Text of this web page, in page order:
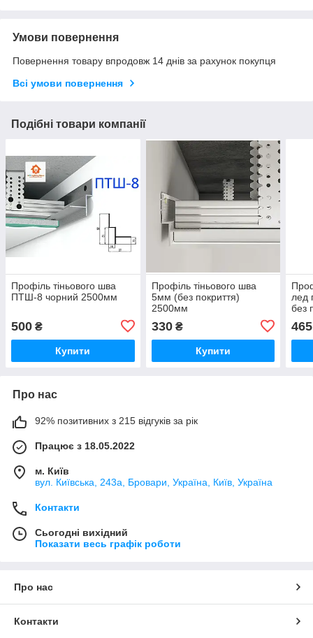
Умови повернення
Повернення товару впродовж 14 днів за рахунок покупця
Всі умови повернення
Подібні товари компанії
Профіль тіньового шва
ПТШ-8 чорний 2500мм
500 ₴
Купити
Профіль тіньового шва
5мм (без покриття)
2500мм
330₴
Купити
лед
без
465
Про нас
92% позитивних з 215 відгуків за рік
Працює з 18.05.2022
м. Київ
вул. Київська, 243а, Бровари, Україна, Київ, Україна
Контакти
Сьогодні вихідний
Показати весь графік роботи
Про нас
Контакти